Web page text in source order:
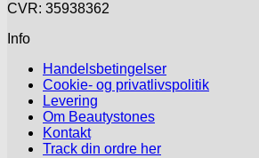
CVR: 35938362
Info
Handelsbetingelser
Cookie- og privatlivspolitik
Levering
Om Beautystones
Kontakt
Track din ordre her